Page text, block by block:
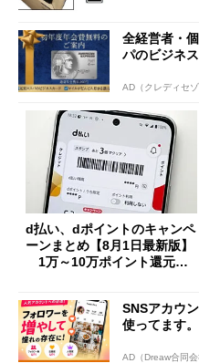
全経営者・
パのビジネス
AD（クレディセゾ
d払い、dポイントのキャンペ
ーンまとめ【8月1日最新版】
1万～10万ポイント還元の
SNSアカウ
使ってます。
AD（Dreaw合同会